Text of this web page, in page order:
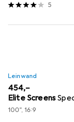
5
Leinwand
EUR
454,–
Elite Screens
100", 16:9